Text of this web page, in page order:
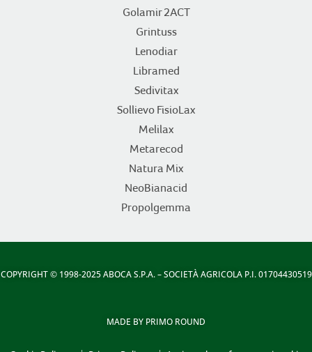
Golamir 2ACT
Grintuss
Lenodiar
Libramed
Sedivitax
Sollievo FisioLax
Melilax
Metarecod
Natura Mix
NeoBianacid
Propolgemma
COPYRIGHT© 1998-2025 ABOCA S.P.A. – SOCIETÀ AGRICOLA P.I. 01704430519
MADE BY PRIMO ROUND